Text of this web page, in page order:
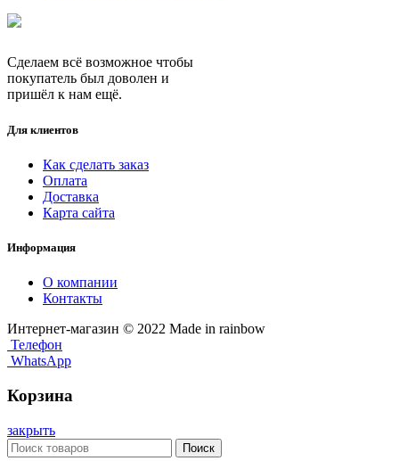
Сделаем всё возможное чтобы
покупатель был доволен и
пришёл к нам ещё.
Для клиентов
Как сделать заказ
Оплата
Доставка
Карта сайта
Информация
О компании
Контакты
Интернет-магазин © 2022 Made in rainbow
Телефон
WhatsApp
Корзина
закрыть
Поиск